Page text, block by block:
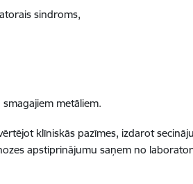
sindroms,
metāliem.
klīniskās pazīmes, izdarot
apstiprinājumu saņem no